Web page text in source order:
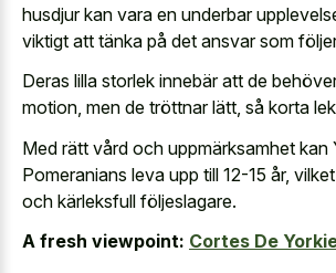
husdjur kan vara en underbar
viktigt att tänka på det ansvar som
Deras lilla storlek innebär att de
motion, men de tröttnar lätt, så korta
Med rätt vård och uppmärksamhet kan
Pomeranians leva upp till 12-15 år,
och kärleksfull följeslagare.
A fresh viewpoint: Cortes De